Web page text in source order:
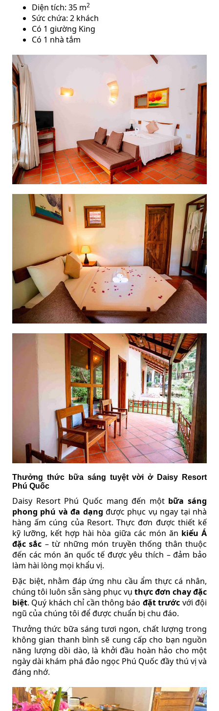
Diện tích: 35 m2
Sức chứa: 2 khách
Có 1 giường King
Có 1 nhà tắm
Thưởng thức bữa sáng tuyệt vời ở Daisy Resort
Phú Quốc
Daisy Resort Phú Quốc mang đến một bữa sáng
phong phú và đa dạng được phục vụ ngay tại nhà
hàng ấm cúng của Resort. Thực đơn được thiết kế
kỹ lưỡng, kết hợp hài hòa giữa các món ăn kiểu Á
đặc sắc – từ những món truyền thống thân thuộc
đến các món ăn quốc tế được yêu thích – đảm bảo
làm hài lòng mọi khẩu vị.
Đặc biệt, nhằm đáp ứng nhu cầu ẩm thực cá nhân,
chúng tôi luôn sẵn sàng phục vụ thực đơn chay đặc
biệt. Quý khách chỉ cần thông báo đặt trước với đội
ngũ của chúng tôi để được chuẩn bị chu đáo.
Thưởng thức bữa sáng tươi ngon, chất lượng trong
không gian thanh bình sẽ cung cấp cho bạn nguồn
năng lượng dồi dào, là khởi đầu hoàn hảo cho một
ngày dài khám phá đảo ngọc Phú Quốc đầy thú vị và
đáng nhớ.